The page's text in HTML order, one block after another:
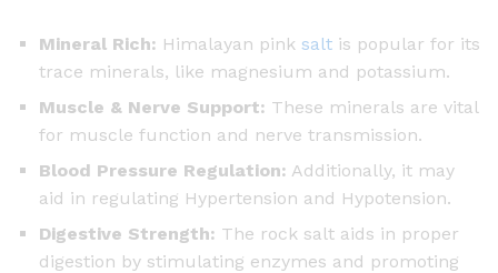
5
n
Mineral Rich: Himalayan pink salt is popular for its
trace minerals, like magnesium and potassium.
Muscle & Nerve Support: These minerals are vital
for muscle function and nerve transmission.
Blood Pressure Regulation: Additionally, it may
aid in regulating Hypertension and Hypotension.
Digestive Strength: The rock salt aids in proper
digestion by stimulating enzymes and promoting